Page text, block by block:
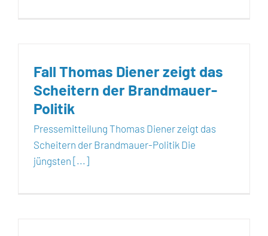
Fall Thomas Diener zeigt das
Scheitern der Brandmauer-
Politik
Pressemitteilung Thomas Diener zeigt das
Scheitern der Brandmauer-Politik Die
jüngsten [...]